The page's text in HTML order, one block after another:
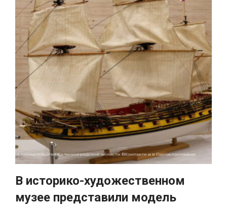
В историко-художественном
музее представили модель